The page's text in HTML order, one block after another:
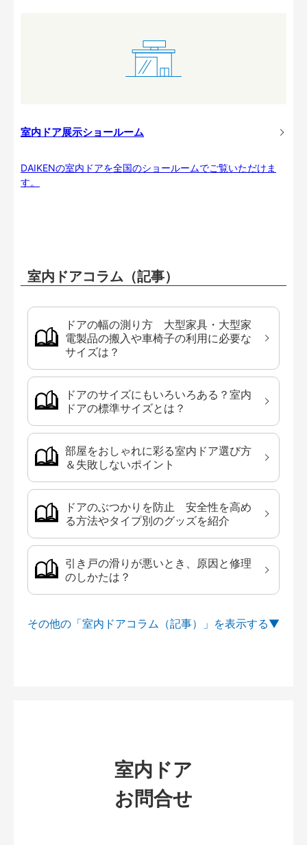
室内ドア展示ショールーム
DAIKENの室内ドアを全国のショールームでご覧いただけま
す。
室内ドアコラム（記事）
ドアの幅の測り方 大型家具・大型家
電製品の搬入や車椅子の利用に必要な
サイズは？
ドアのサイズにもいろいろある？室内
ドアの標準サイズとは？
部屋をおしゃれに彩る室内ドア選び方
＆失敗しないポイント
ドアのぶつかりを防止 安全性を高め
る方法やタイプ別のグッズを紹介
引き戸の滑りが悪いとき、原因と修理
のしかたは？
その他の「室内ドアコラム（記事）」を
室内ドア
お問合せ